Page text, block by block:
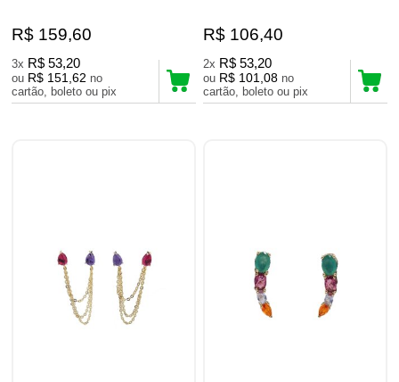
R$ 159,60
3x R$ 53,20
ou R$ 151,62 no
cartão, boleto ou pix
R$ 106,40
2x R$ 53,20
ou R$ 101,08 no
cartão, boleto ou pix